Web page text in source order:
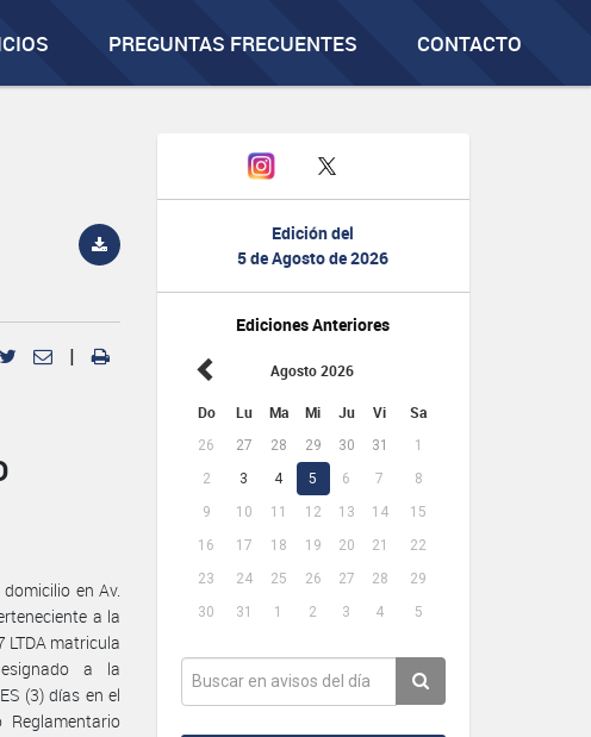
PREGUNTAS FRECUENTES CONTACTO
Edición del
5 de Agosto de 2026
Ediciones Anteriores
Agosto 2026
Do Lu Ma Mi Ju Vi Sa
26 27 28 29 30 31
1
2
3 4 5 6 7
8
9
10 11 12 13 14
15
16
17 18 19 20 21
22
23
24 25 26 27 28
29
30
31 1 2 3 4 5
|
domicilio en Av.
a la
LTDA matricula
a la
(3) días en el